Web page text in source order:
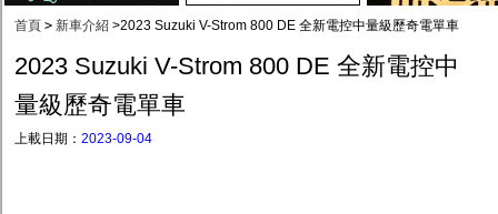
首頁 > 新車介紹 >2023 Suzuki V-Strom 800 DE 全新電控中量級歷奇電單車
2023 Suzuki V-Strom 800 DE 全新電控中
量級歷奇電單車
上載日期： 2023-09-04